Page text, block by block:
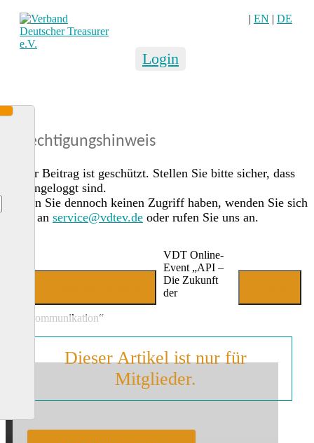
| EN | DE
Login
Berechtigungshinweis
Dieser Beitrag ist geschützt. Stellen Sie bitte sicher, dass
Sie eingeloggt sind.
Sollten Sie dennoch keinen Zugriff haben, wenden Sie sich
gerne an service@vdtev.de oder rufen Sie uns an.
VDT Online-
Event „API –
Die Zukunft
der
Bankkommunikation“
Dieser Artikel ist nur für
Mitglieder.